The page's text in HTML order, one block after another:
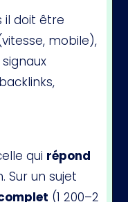
il doit être
mobile),
qui répond
Sur un sujet
(1 200–2